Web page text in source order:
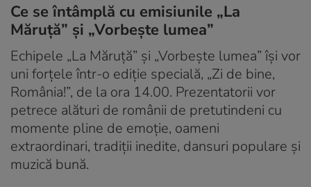
Ce se întâmplă cu emisiunile „La
Măruță” și „Vorbește lumea”
Echipele „La Măruță” și „Vorbește lumea” își vor
uni forțele într-o ediție specială, „Zi de bine,
România!”, de la ora 14.00. Prezentatorii vor
petrece alături de românii de pretutindeni cu
momente pline de emoție, oameni
extraordinari, tradiții inedite, dansuri populare și
muzică bună.